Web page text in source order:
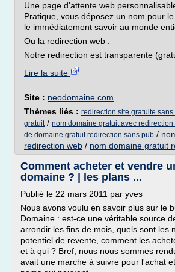
Une page d'attente web
Pratique, vous déposez un nom pour
le immédiatement savoir au monde
Ou la redirection web :
Notre redirection est transparente
Lire la suite
Site : neodomaine.com
Thèmes liés : redirection site gratuite
gratuit/ nom domaine gratuit avec redirection
de domaine gratuit redirection sans pub /
redirection web / nom domaine gratuit
Comment acheter et vendre
domaine ? | les plans ...
Publié le 22 mars 2011 par yves
Nous avons voulu en savoir plus sur le
Domaine : est-ce une véritable source
arrondir les fins de mois, quels sont les
potentiel de revente, comment les
et à qui ? Bref, nous nous sommes
avait une marche à suivre pour l'achat